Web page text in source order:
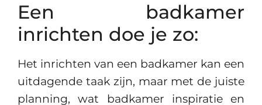
Een badkamer
inrichten doe je zo:
Het inrichten van een badkamer kan een
uitdagende taak zijn, maar met de juiste
planning, wat badkamer inspiratie en